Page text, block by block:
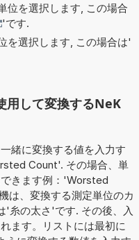
位を選択します, この場合
'です.
を選択します, この場合は'
用して変換するNeK
緒に変換する値を入力す
Count'. その場合、単
きます例：'Worsted
は、変換する測定単位のカ
'糸の太さ'です. その後、入
ます。リストには最初に